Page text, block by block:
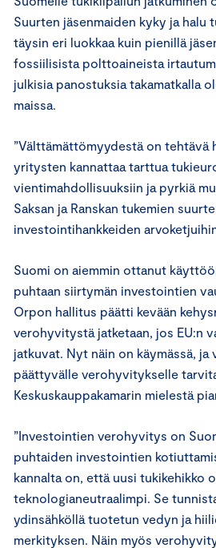
Suurten jäsenmaiden kyky ja halu
täysin eri luokkaa kuin pienillä
fossiilisista polttoaineista
julkisia panostuksia takamatkalla
maissa.
”Välttämättömyydestä on tehtävä
yritysten kannattaa tarttua
vientimahdollisuuksiin ja pyrkiä
Saksan ja Ranskan tukemien
investointihankkeiden
Suomi on aiemmin ottanut
puhtaan siirtymän investointien
Orpon hallitus päätti kevään
verohyvitystä jatketaan, jos EU:n
jatkuvat. Nyt näin on käymässä,
päättyvälle verohyvitykselle
Keskuskauppakamarin mielestä
”Investointien verohyvitys on
puhtaiden investointien
kannalta on, että uusi tukikehikko
teknologianeutraalimpi. Se
ydinsähköllä tuotetun vedyn ja
merkityksen. Näin myös